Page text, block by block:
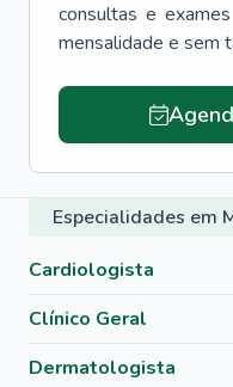
consultas e
mensalidade e sem
Especialidades em
Cardiologista
Clínico Geral
Dermatologista